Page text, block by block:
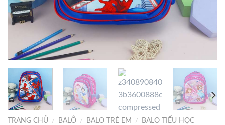
TRANG CHỦ / BALÔ / BALO TRẺ EM / BALO TIỂU HỌC